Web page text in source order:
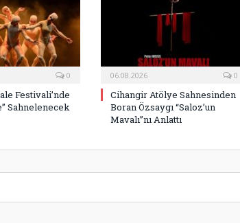
0
Festivali’nde
Sahnelenecek
06.08.2026 0
Cihangir Atölye Sahnesinden
Boran Özsaygı “Saloz’un
Mavalı”nı Anlattı